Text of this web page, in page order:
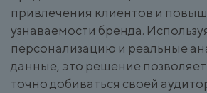
привлечения клиентов и
узнаваемости бренда.
персонализацию и реальные
данные, это решение
точно добиваться своей